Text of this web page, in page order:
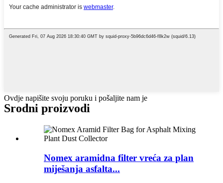
Ovdje napišite svoju poruku i pošaljite nam je
Srodni proizvodi
Nomex aramidna filter vreća za plan
miješanja asfalta...